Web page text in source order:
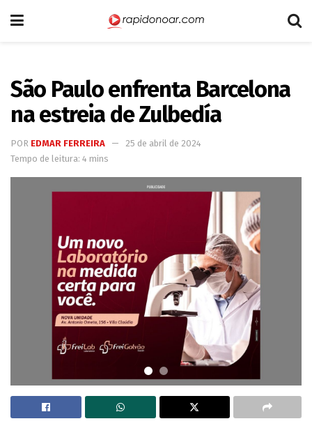
São Paulo enfrenta Barcelona
na estreia de Zulbedía
POR EDMAR FERREIRA
25 de abril de 2024
Tempo de leitura: 4 mins